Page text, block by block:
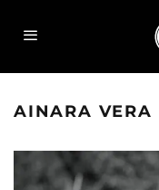
AINARA VERA